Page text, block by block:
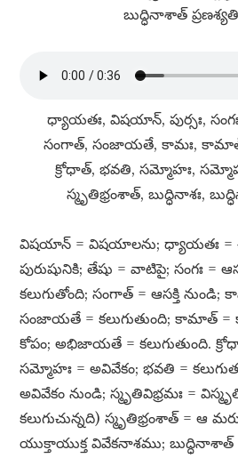
బుద్ధినాశాత్​
ధ్యాయతః, విషయాన్​, పుర్సః,
సంగాత్​, సంజాయతే, కామః,
క్రోధాత్​, భవతి, సమ్మోహః,
స్మృతిభ్రంశాత్​, బుద్ధినాశః,
విషయాన్​ = విషయాలను; ధ్యాయతః =
పురుషునికి; తేషు = వాటిపై; సంగః =
కలుగుతోంది; సంగాత్​ = ఆసక్తి నుండి;
సంజాయతే = కలుగుతుంది; కామాత్​ =
కోపం; అభిజాయతే = కలుగుతుంది.
సమ్మోహః = అవివేకం; భవతి =
అవివేకం నుండి; స్మృతివిభ్రమః =
కలుగుచున్నది) స్మృతిభ్రంశాత్​ = ఆ
యుక్తాయుక్త వివేకనాశము; బుద్ధినాశాత్​